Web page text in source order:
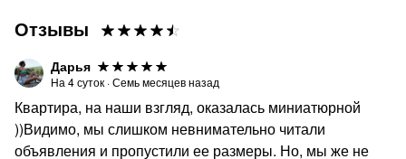
Отзывы
Дарья
На 4суток ·Семь месяцев назад
Квартира, на наши взгляд, оказалась миниатюрной
))Видимо, мы слишком невнимательно читали
объявления и пропустили ее размеры. Но, мы же не